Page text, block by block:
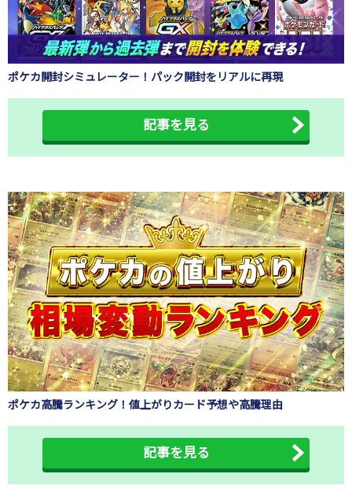
ポケカ開封シミュレーター！パック開封をリアルに再現
記事を見る
ポケカ高騰ランキング！値上がりカード予想や高騰理由
記事を見る